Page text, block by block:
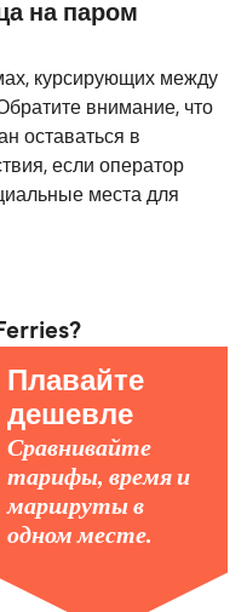
на паром
курсирующих между
внимание, что
оставаться в
если оператор
места для
Плавайте
дешевле
Сравнивайте
тарифы, время и
маршруты в
одном месте.